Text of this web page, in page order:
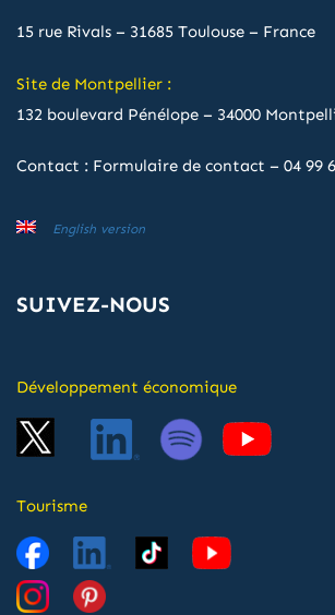
15 rue Rivals – 31685 Toulouse – France
Site de Montpellier :
132 boulevard Pénélope – 34000
Contact : Formulaire de contact – 04 99
English version
SUIVEZ-NOUS
Développement économique
Tourisme